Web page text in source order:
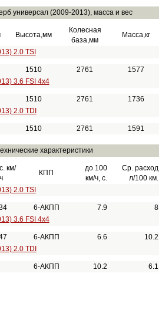
универсал (2009-2013), масса и вес
Высота,мм
Колесная
база,мм
Масса,кг
2.0 TSI
1510 2761
1577
3.6 FSI 4x4
1510 2761
1736
2.0 TDI
1510 2761 1591
характеристики
км/
ч
КПП
до 100
км/ч, с.
Ср. расход
л/100 км.
2.0 TSI
6-АКПП 7.9
8
3.6 FSI 4x4
6-АКПП 6.6
10.2
2.0 TDI
6-АКПП 10.2 6.1